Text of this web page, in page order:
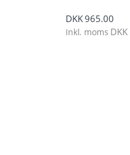
DKK965.00
Inkl. moms DKK